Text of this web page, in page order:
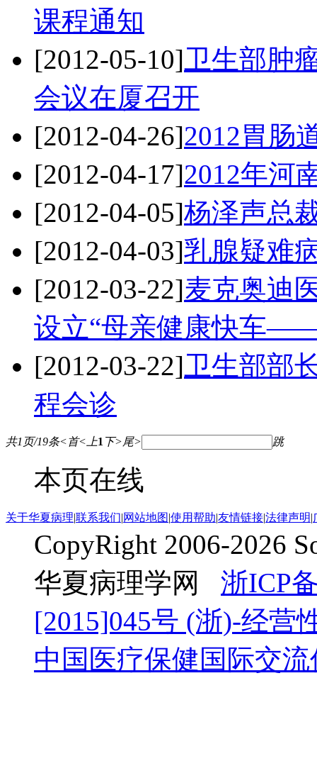
课程通知
[2012-05-10]卫生部肿
会议在厦召开
[2012-04-26]2012胃肠
[2012-04-17]2012年河
[2012-04-05]杨泽声总
[2012-04-03]乳腺疑难
[2012-03-22]麦克奥迪
设立“母亲健康快车
[2012-03-22]卫生部部
程会诊
共1页/19条<首< 上1 下>尾> 跳
本页在线
关于华夏病理|联系我们|网站地图|使用帮助|友情链接|法律声明|
CopyRight 2006-2026
华夏病理学网 浙ICP
[2015]045号 (浙)-经营
中国医疗保健国际交